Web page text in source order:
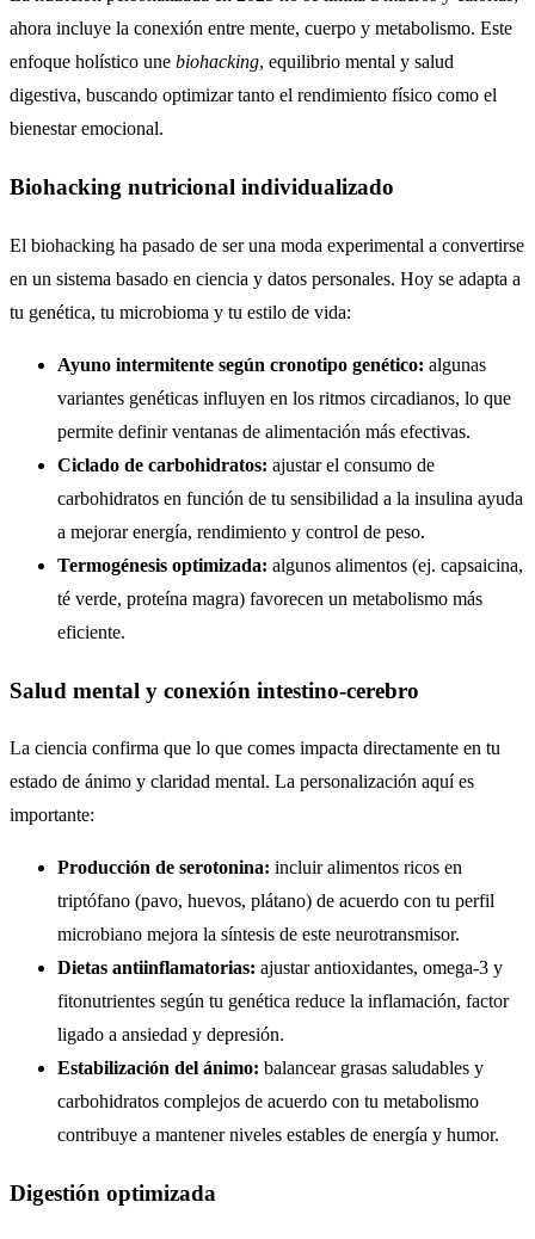
ahora incluye la conexión entre mente, cuerpo y metabolismo. Este
enfoque holístico une biohacking, equilibrio mental y salud
digestiva, buscando optimizar tanto el rendimiento físico como el
bienestar emocional.
Biohacking nutricional individualizado
El biohacking ha pasado de ser una moda experimental a convertirse
en un sistema basado en ciencia y datos personales. Hoy se adapta a
tu genética, tu microbioma y tu estilo de vida:
Ayuno intermitente según cronotipo genético: algunas
variantes genéticas influyen en los ritmos circadianos, lo que
permite definir ventanas de alimentación más efectivas.
Ciclado de carbohidratos: ajustar el consumo de
carbohidratos en función de tu sensibilidad a la insulina ayuda
a mejorar energía, rendimiento y control de peso.
Termogénesis optimizada: algunos alimentos (ej. capsaicina,
té verde, proteína magra) favorecen un metabolismo más
eficiente.
Salud mental y conexión intestino-cerebro
La ciencia confirma que lo que comes impacta directamente en tu
estado de ánimo y claridad mental. La personalización aquí es
importante:
Producción de serotonina: incluir alimentos ricos en
triptófano (pavo, huevos, plátano) de acuerdo con tu perfil
microbiano mejora la síntesis de este neurotransmisor.
Dietas antiinflamatorias: ajustar antioxidantes, omega-3 y
fitonutrientes según tu genética reduce la inflamación, factor
ligado a ansiedad y depresión.
Estabilización del ánimo: balancear grasas saludables y
carbohidratos complejos de acuerdo con tu metabolismo
contribuye a mantener niveles estables de energía y humor.
Digestión optimizada